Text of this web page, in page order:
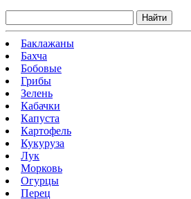
Найти
Баклажаны
Бахча
Бобовые
Грибы
Зелень
Кабачки
Капуста
Картофель
Кукуруза
Лук
Морковь
Огурцы
Перец